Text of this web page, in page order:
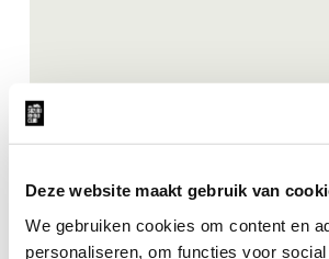
Deze website maakt gebruik van
We gebruiken cookies om content en
personaliseren, om functies voor